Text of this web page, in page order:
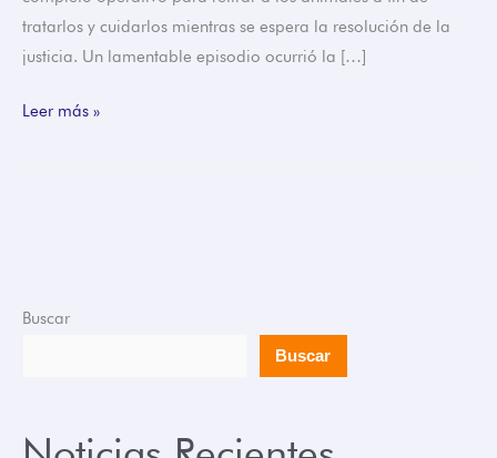
tratarlos y cuidarlos mientras se espera la resolución de la
justicia. Un lamentable episodio ocurrió la […]
Leer más »
Buscar
Buscar